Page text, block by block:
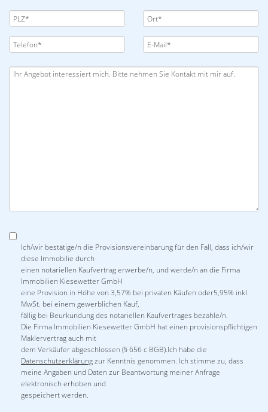
Ich/wir bestätige/n die Provisionsvereinbarung für den Fall, dass ich/wir
diese Immobilie durch
einen notariellen Kaufvertrag erwerbe/n, und werde/n an die Firma
Immobilien Kiesewetter GmbH
eine Provision in Höhe von 3,57% bei privaten Käufen oder5,95% inkl.
MwSt. bei einem gewerblichen Kauf,
fällig bei Beurkundung des notariellen Kaufvertrages bezahle/n.
Die Firma Immobilien Kiesewetter GmbH hat einen provisionspflichtigen
Maklervertrag auch mit
dem Verkäufer abgeschlossen (§ 656 c BGB).Ich habe die
Datenschutzerklärungzur Kenntnis genommen. Ich stimme zu, dass
meine Angaben und Daten zur Beantwortung meiner Anfrage
elektronisch erhoben und
gespeichert werden.